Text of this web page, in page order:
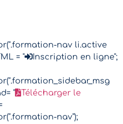
nav li.active
= "
Inscription en ligne";
"
Télécharger le
nav");